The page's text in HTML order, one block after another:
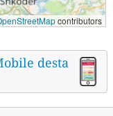
contributors
desta